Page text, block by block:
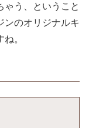
ゃう、ということ
ンのオリジナルキ
。